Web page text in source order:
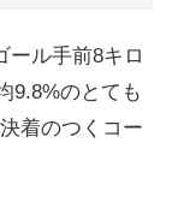
ール手前8キロ
9.8%のとても
着のつくコー